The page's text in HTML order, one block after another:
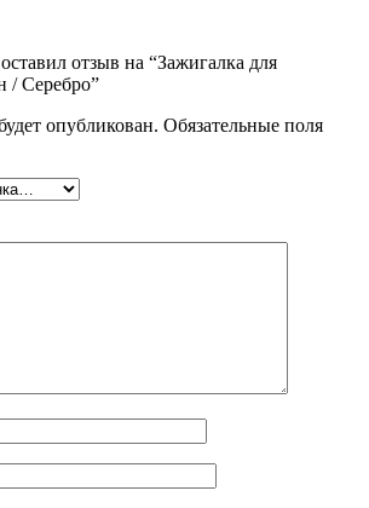
отзыв на “Зажигалка для
/ Серебро”
опубликован. Обязательные поля